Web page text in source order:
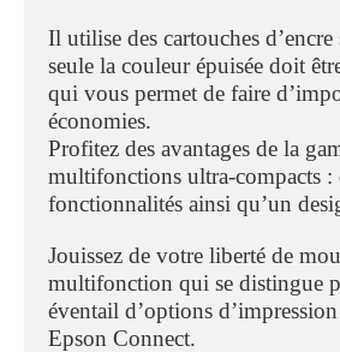
Il utilise des cartouches d’encre
seule la couleur épuisée doit
qui vous permet de faire
économies.
Profitez des avantages de la
multifonctions ultra-compacts :
fonctionnalités ainsi qu’un
Jouissez de votre liberté de
multifonction qui se distingue
éventail d’options
Epson Connect.